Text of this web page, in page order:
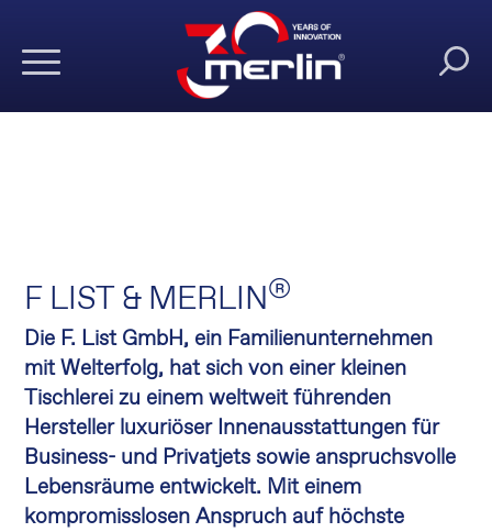
F LIST & MERLIN®
Die F. List GmbH, ein Familienunternehmen
mit Welterfolg, hat sich von einer kleinen
Tischlerei zu einem weltweit führenden
Hersteller luxuriöser Innenausstattungen für
Business- und Privatjets sowie anspruchsvolle
Lebensräume entwickelt. Mit einem
kompromisslosen Anspruch auf höchste